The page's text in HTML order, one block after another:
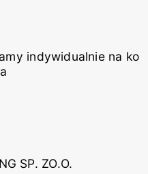
indywidualnie na ko
SP. ZO.O.